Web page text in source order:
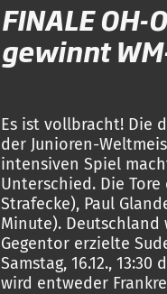
FINALE
gewinnt
Es ist vollbracht! Die
der Junioren-
intensiven Spiel
Unterschied. Die
Strafecke), Paul
Minute). Deutschland
Gegentor erzielte
Samstag, 16.12.,
wird entweder